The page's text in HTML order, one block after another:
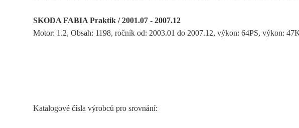
SKODA FABIA Praktik / 2001.07 - 2007.12
Motor: 1.2, Obsah: 1198, ročník od: 2003.01 do 2007.12, výkon: 64PS, výkon:
Katalogové čísla výrobců pro srovnání: